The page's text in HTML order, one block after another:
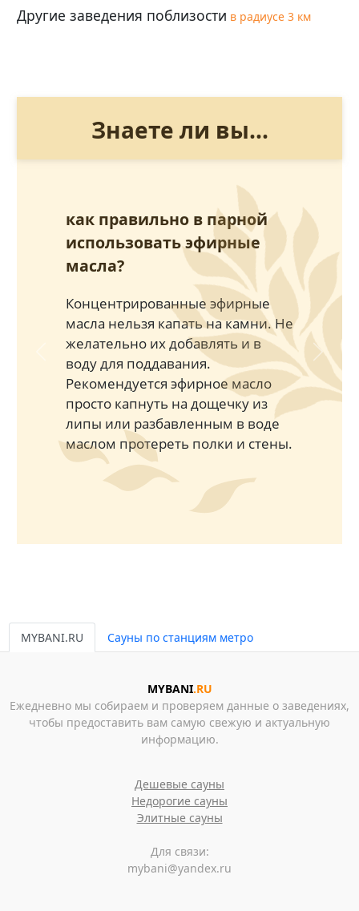
Другие заведения поблизости в радиусе 3 км
Знаете ли вы...
как правильно в парной
использовать эфирные
масла?
Концентрированные эфирные
масла нельзя капать на камни. Не
желательно их добавлять и в
воду для поддавания.
Рекомендуется эфирное масло
просто капнуть на дощечку из
липы или разбавленным в воде
маслом протереть полки и стены.
Previous Next
MYBANI.RU Сауны по станциям метро
MYBANI.RU
Ежедневно мы собираем и проверяем данные о заведениях,
чтобы предоставить вам самую свежую и актуальную
информацию.
Дешевые сауны
Недорогие сауны
Элитные сауны
Для связи:
mybani@yandex.ru